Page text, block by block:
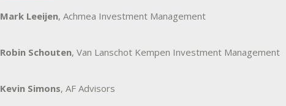
Mark Leeijen, Achmea Investment Management
Robin Schouten, Van Lanschot Kempen Investment Management
Kevin Simons, AF Advisors